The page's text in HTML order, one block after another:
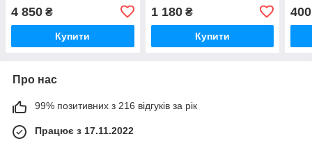
4 850 ₴
Купити
1 180₴
Купити
400
Про нас
99% позитивних з 216 відгуків за рік
Працює з 17.11.2022